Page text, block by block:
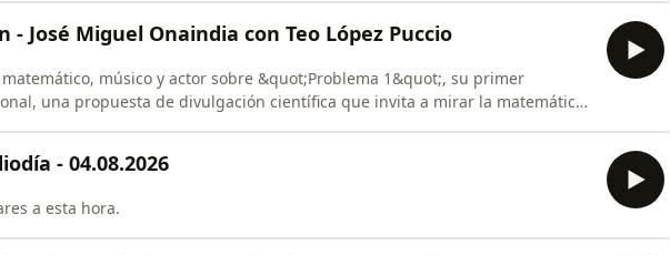
de l
- José Miguel Onaindia con Teo López Puccio
matemático, músico y actor sobre &quot;Problema 1&quot;, su primer
una propuesta de divulgación científica que invita a mirar la matemática
- 04.08.2026
a esta hora.